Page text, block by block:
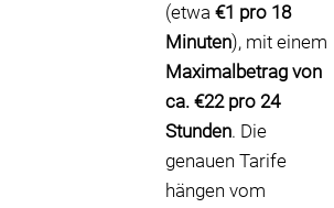
(etwa €1 pro 18
Minuten), mit einem
Maximalbetrag von
ca. €22 pro 24
Stunden. Die
genauen Tarife
hängen vom